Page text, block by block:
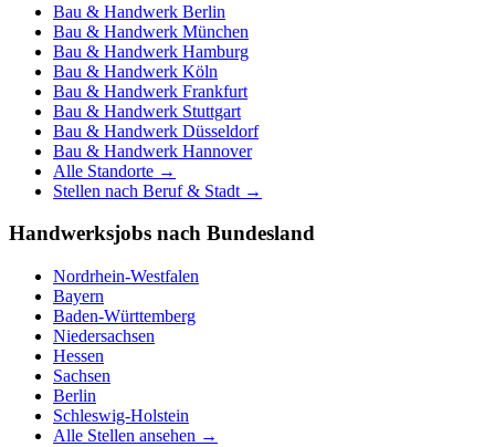
Bau & Handwerk Berlin
Bau & Handwerk München
Bau & Handwerk Hamburg
Bau & Handwerk Köln
Bau & Handwerk Frankfurt
Bau & Handwerk Stuttgart
Bau & Handwerk Düsseldorf
Bau & Handwerk Hannover
Alle Standorte →
Stellen nach Beruf & Stadt →
Handwerksjobs nach Bundesland
Nordrhein-Westfalen
Bayern
Baden-Württemberg
Niedersachsen
Hessen
Sachsen
Berlin
Schleswig-Holstein
Alle Stellen ansehen →